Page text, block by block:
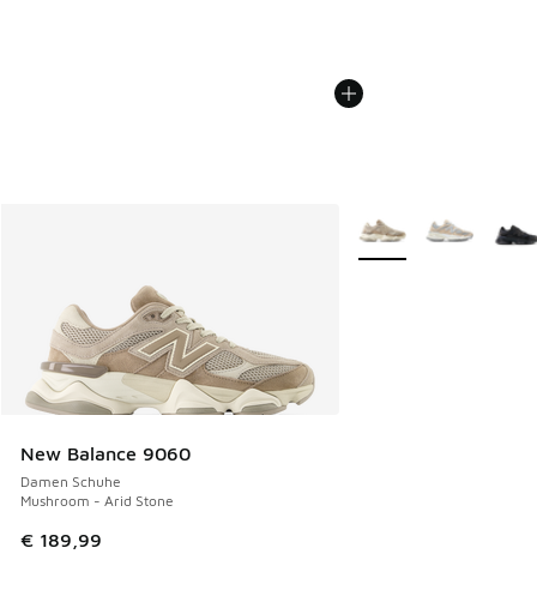
New Balance 9060
Damen Schuhe
Mushroom - Arid Stone
€ 189,99
Weitere Farben